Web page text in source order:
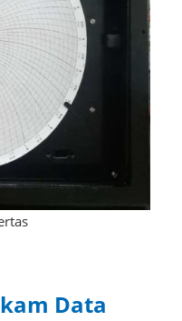
Data